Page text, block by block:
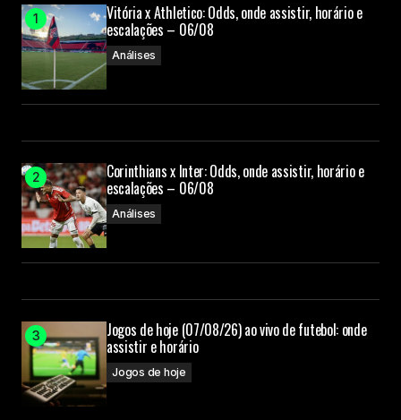
Vitória x Athletico: Odds, onde assistir, horário e
escalações – 06/08
Análises
Corinthians x Inter: Odds, onde assistir, horário e
escalações – 06/08
Análises
Jogos de hoje (07/08/26) ao vivo de futebol: onde
assistir e horário
Jogos de hoje